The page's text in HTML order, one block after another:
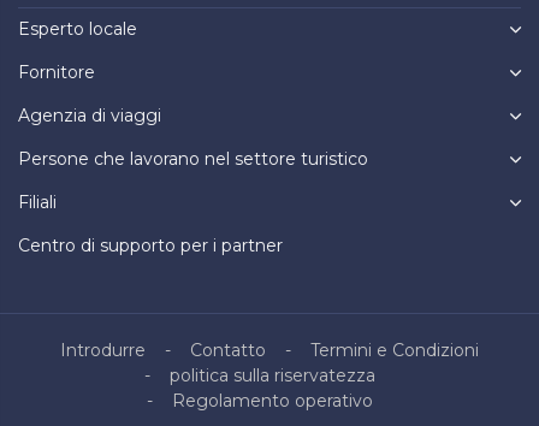
Esperto locale
Fornitore
Agenzia di viaggi
Persone che lavorano nel settore turistico
Filiali
Centro di supporto per i partner
Introdurre Contatto
Termini e Condizioni
politica sulla riservatezza
Regolamento operativo